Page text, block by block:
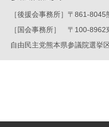
［後援会事務所］〒861-
［国会事務所］ 〒100-
自由民主党熊本県参議院選挙